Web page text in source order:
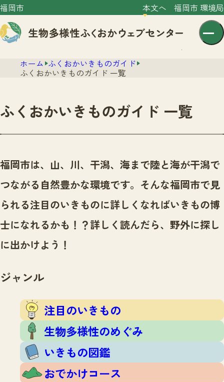
福岡市 本文へ 福岡市 環境局
センター紹介
センター紹介TOP
サイトポリシー
プライバシーポリシー
ニュースTOP
市の取組み
いきものガイド
いきものガイドTOP
注目のいきもの
生物多様性のめぐみ
保全アクション
イベント
いきもの調査隊
調査レポート
調査結果
ふくおかいきものマップ
マッチング
マッチングTOP
掲載申し込みフォーム
お問合せ
ホーム ふくおかいきものガイド
ふくおかいきものガイド 一覧
ふくおかいきものガイド 一覧
福岡市は、山、川、干潟、海まで陸と海が干潟で
つながる自然豊かな環境です。 そんな福岡市で見
られる注目のいきものに詳しくなればいきもの博
士になれるかも！？詳しく読んだら、野外に探し
に出かけよう！
ジャンル
注目のいきもの
生物多様性のめぐみ
いきもの図鑑
おでかけコース